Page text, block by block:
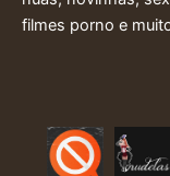
filmes porno e